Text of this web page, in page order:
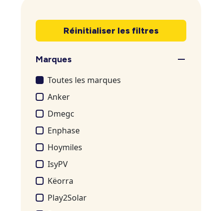
Réinitialiser les filtres
Marques
Toutes les marques
Anker
Dmegc
Enphase
Hoymiles
IsyPV
Këorra
Play2Solar